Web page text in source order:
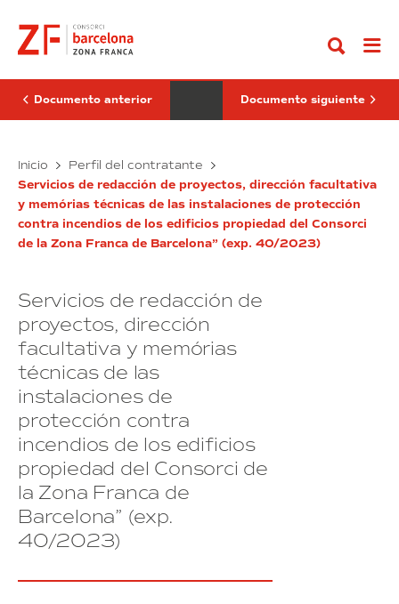
contenido
servicios
tecnológicos
de
del
BACKUP’s
el
Consorcio”
41/2023)
Documento anterior
situada
en
Barcelona
Documento siguiente
Inicio Perfil del contratante
Servicios de redacción de proyectos, dirección facultativa
y memórias técnicas de las instalaciones de protección
contra incendios de los edificios propiedad del Consorci
de la Zona Franca de Barcelona” (exp. 40/2023)
Servicios de redacción de
proyectos, dirección
facultativa y memórias
técnicas de las
instalaciones de
protección contra
incendios de los edificios
propiedad del Consorci de
la Zona Franca de
Barcelona” (exp.
40/2023)
y
servicios
tecnológicos
de
gestión
del
fabricante
VEEAM
para
el
Consorcio”
(exp.
41/2023)
de
arrendamiento
de
oficina
la